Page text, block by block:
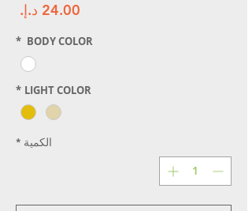
BODY COLOR
*
LIGHT COLOR
*
الكمية *